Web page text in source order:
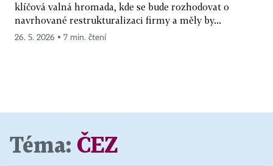
klíčová valná hromada, kde se bude rozhodovat o
navrhované restrukturalizaci firmy a měly by...
26. 5. 2026 ▪ 7 min. čtení
Téma: ČEZ